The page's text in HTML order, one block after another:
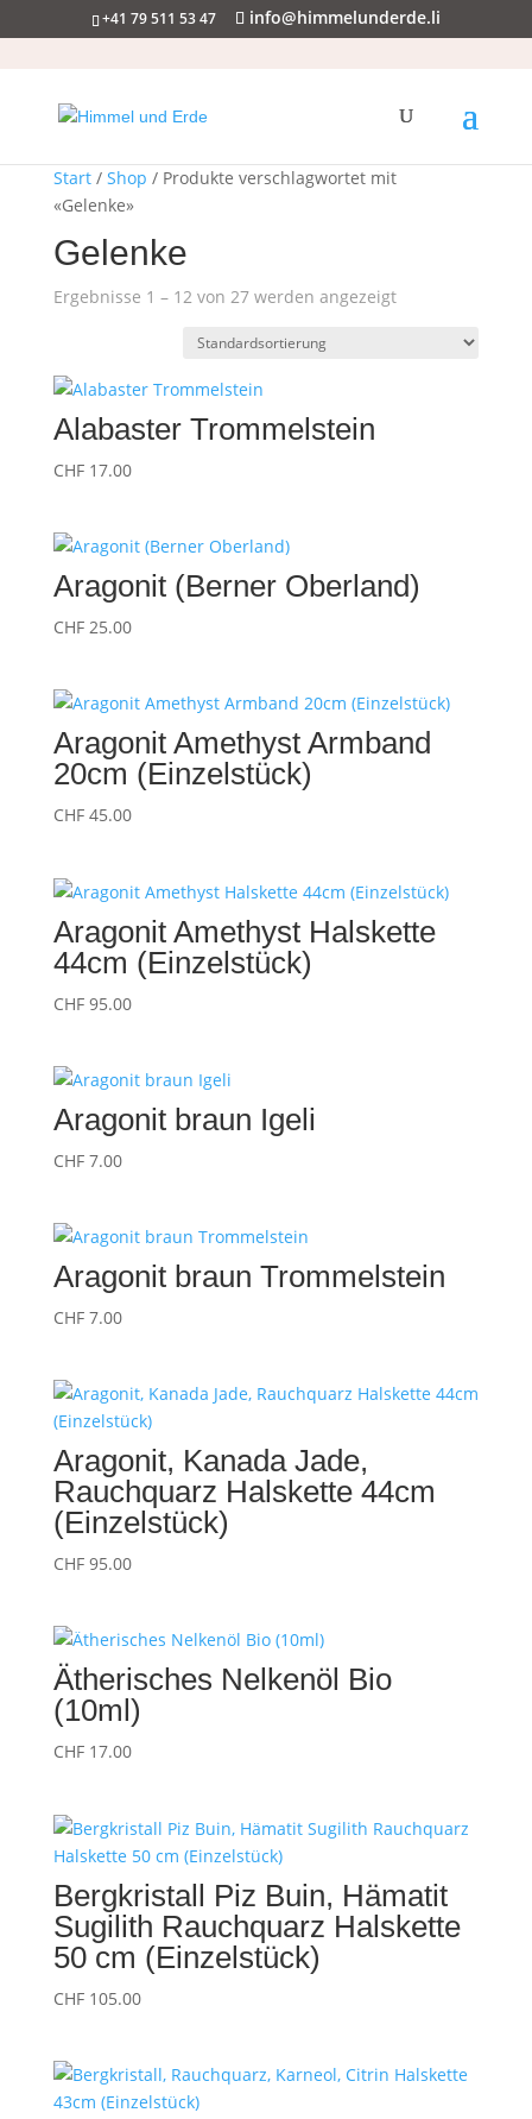
+41 79 511 53 47 info@himmelunderde.li
Start/ Shop / Produkte verschlagwortet mit
«Gelenke»
Gelenke
Ergebnisse 1 – 12 von 27 werden angezeigt
Alabaster Trommelstein
CHF17.00
Aragonit (Berner Oberland)
CHF25.00
Aragonit Amethyst Armband
20cm (Einzelstück)
CHF45.00
Aragonit Amethyst Halskette
44cm (Einzelstück)
CHF95.00
Aragonit braun Igeli
CHF7.00
Aragonit braun Trommelstein
CHF7.00
Aragonit, Kanada Jade,
Rauchquarz Halskette 44cm
(Einzelstück)
CHF95.00
Ätherisches Nelkenöl Bio
(10ml)
CHF17.00
Bergkristall Piz Buin, Hämatit
Sugilith Rauchquarz Halskette
50 cm (Einzelstück)
CHF105.00